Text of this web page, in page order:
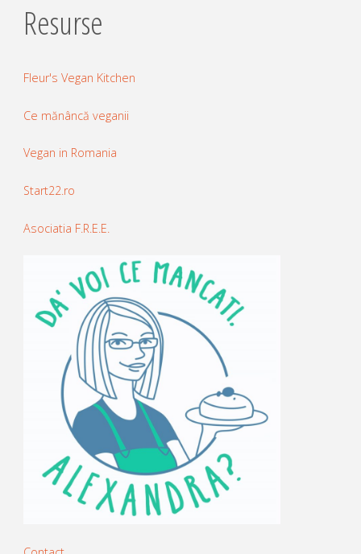
Resurse
Fleur's Vegan Kitchen
Ce mănâncă veganii
Vegan in Romania
Start22.ro
Asociatia F.R.E.E.